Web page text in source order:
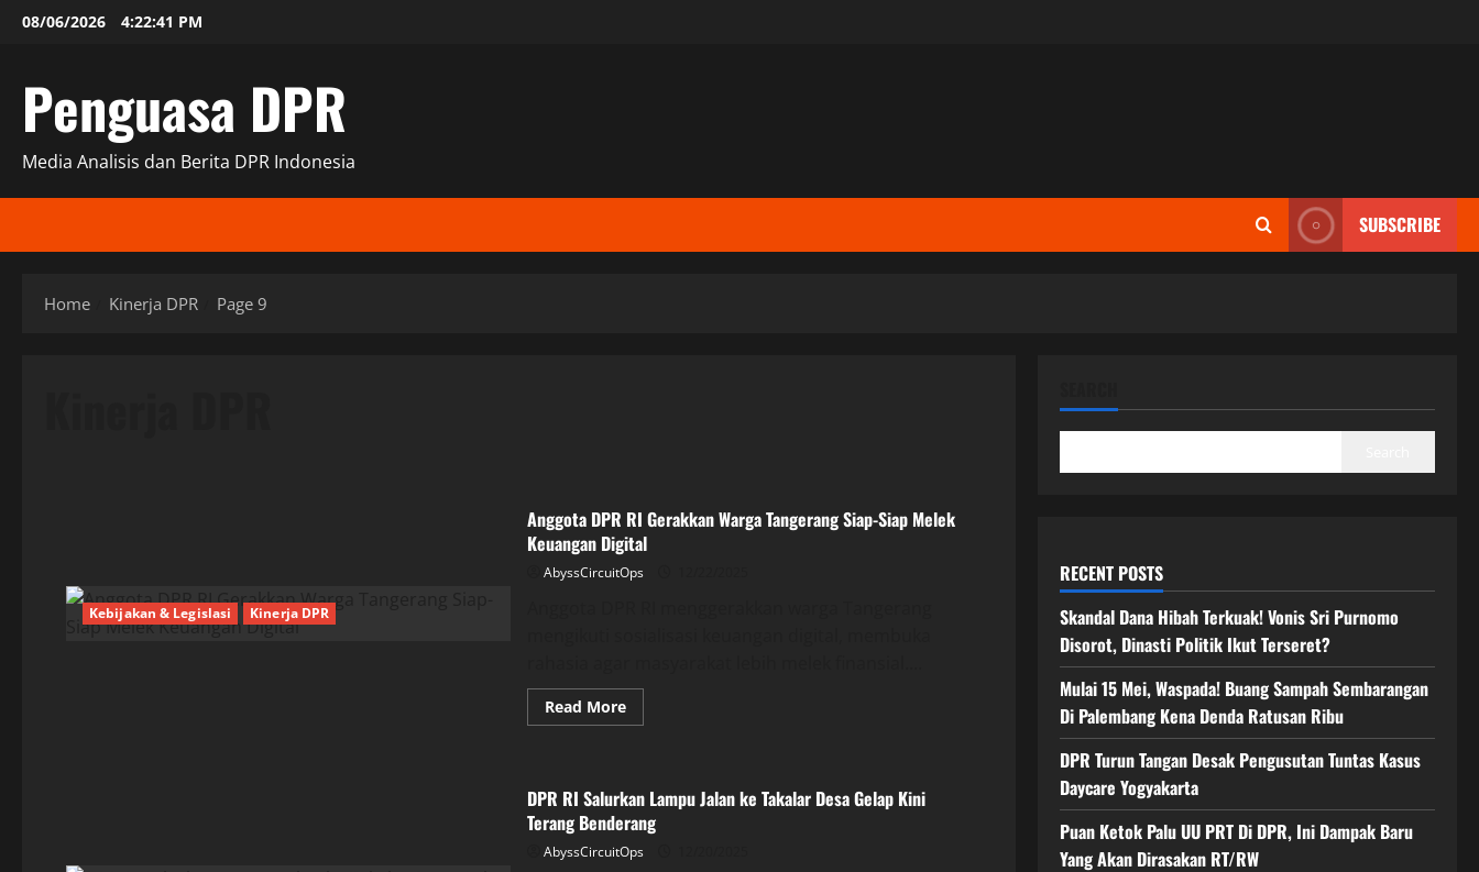
Skip08/06/2026 4:22:42 PM
Penguasa DPR
Media Analisis dan Berita DPR Indonesia
SUBSCRIBE
Home Kinerja DPR Page 9
Kebijakan & Legislasi Kinerja DPR
Anggota DPR RI Gerakkan Warga Tangerang Siap-Siap Melek
Keuangan Digital
AbyssCircuitOps
Read MoreRead
more
Gerakkan
Warga
Tangerang
Siap-
Siap
DPR RI Salurkan Lampu Jalan ke Takalar Desa Gelap Kini
Terang Benderang
AbyssCircuitOps
RECENT POSTS
Skandal Dana Hibah Terkuak! Vonis Sri Purnomo
Disorot, Dinasti Politik Ikut Terseret?
Mulai 15 Mei, Waspada! Buang Sampah Sembarangan
Di Palembang Kena Denda Ratusan Ribu
DPR Turun Tangan Desak Pengusutan Tuntas Kasus
Daycare Yogyakarta
Puan Ketok Palu UU PRT Di DPR, Ini Dampak Baru
Yang Akan Dirasakan RT/RW